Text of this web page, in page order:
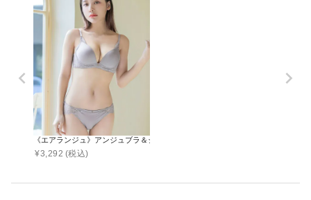
《エアランジュ》アンジュブラ＆ショーツ
¥3,292 (税込)